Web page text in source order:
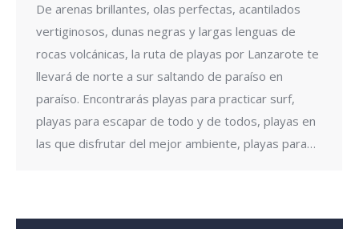
De arenas brillantes, olas perfectas, acantilados
vertiginosos, dunas negras y largas lenguas de
rocas volcánicas, la ruta de playas por Lanzarote te
llevará de norte a sur saltando de paraíso en
paraíso. Encontrarás playas para practicar surf,
playas para escapar de todo y de todos, playas en
las que disfrutar del mejor ambiente, playas para…